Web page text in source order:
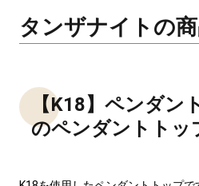
タンザナイトの
【K18】ペンダン
のペンダントトッ